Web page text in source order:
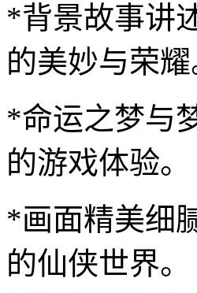
*背景故事讲
的美妙与荣耀
*命运之梦与
的游戏体验。
*画面精美细
的仙侠世界。